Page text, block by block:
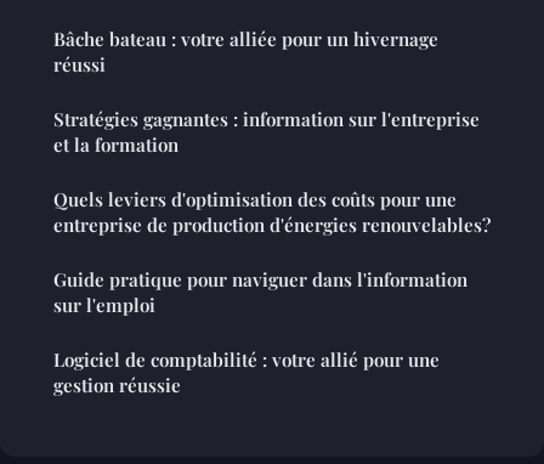
Bâche bateau : votre alliée pour un hivernage
réussi
Stratégies gagnantes : information sur l'entreprise
et la formation
Quels leviers d'optimisation des coûts pour une
entreprise de production d'énergies renouvelables?
Guide pratique pour naviguer dans l'information
sur l'emploi
Logiciel de comptabilité : votre allié pour une
gestion réussie